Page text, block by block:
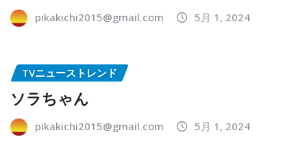
pikakichi2015@gmail.com 5月 1, 2024
TVニューストレンド
ソラちゃん
pikakichi2015@gmail.com 5月 1, 2024